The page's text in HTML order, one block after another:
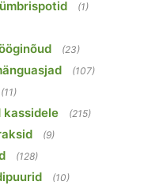
(1)
(23)
(107)
(11)
kassidele (215)
(9)
(128)
(10)